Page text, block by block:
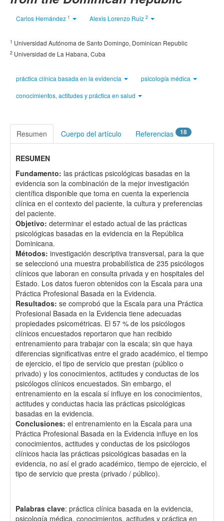
Carlos Hernández 1 Alexis Lorenzo Ruiz 2
1 Universidad Autónoma de Santo Domingo, Dominican Republic
2 Universidad de La Habana, Cuba
práctica clínica basada en la evidencia
psicología médica
conocimientos, actitudes y práctica en salud
Resumen Cuerpo del artículo Referencias 18
RESUMEN
Fundamento: las prácticas psicológicas basadas en la
evidencia son la combinación de la mejor investigación
científica disponible que toma en cuenta la experiencia
clínica en el contexto del paciente, la cultura y preferencias
del paciente.
Objetivo: determinar el estado actual de las prácticas
psicológicas basadas en la evidencia en la República
Dominicana.
Métodos: investigación descriptiva transversal, para la que
se seleccionó una muestra probabilística de 235 psicólogos
clínicos que laboran en consulta privada y en hospitales del
Estado. Los datos fueron obtenidos con la Escala para una
Práctica Profesional Basada en la Evidencia.
Resultados: se comprobó que la Escala para una Práctica
Profesional Basada en la Evidencia tiene adecuadas
propiedades psicométricas. El 57 % de los psicólogos
clínicos encuestados reportaron que han recibido
entrenamiento para trabajar con la escala; sin que haya
diferencias significativas entre el grado académico, el tiempo
de ejercicio, el tipo de servicio que prestan (público o
privado) y los conocimientos, actitudes y conductas de los
psicólogos clínicos encuestados. Sin embargo, el
entrenamiento en la escala sí influye en los conocimientos,
actitudes y conductas hacia las prácticas psicológicas
basadas en la evidencia.
Conclusiones: el entrenamiento en la Escala para una
Práctica Profesional Basada en la Evidencia influye en los
conocimientos, actitudes y conductas de los psicólogos
clínicos hacia las prácticas psicológicas basadas en la
evidencia, no así el grado académico, tiempo de ejercicio, el
tipo de servicio que presta (privado / público).
Palabras clave: práctica clínica basada en la evidencia,
psicología médica, conocimientos, actitudes y práctica en